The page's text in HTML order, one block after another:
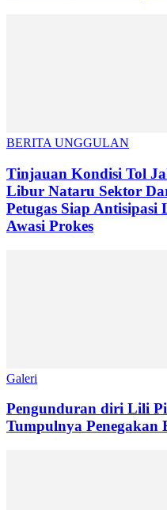
BERITA UNGGULAN
Tinjauan Kondisi Tol
Libur Nataru Sektor
Petugas Siap
Awasi Prokes
Galeri
Pengunduran diri Lili
Tumpulnya